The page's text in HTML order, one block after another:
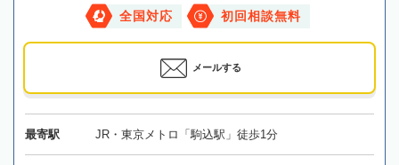
全国対応 初回相談無料
メールする
最寄駅 JR・東京メトロ「駒込駅」徒歩1分